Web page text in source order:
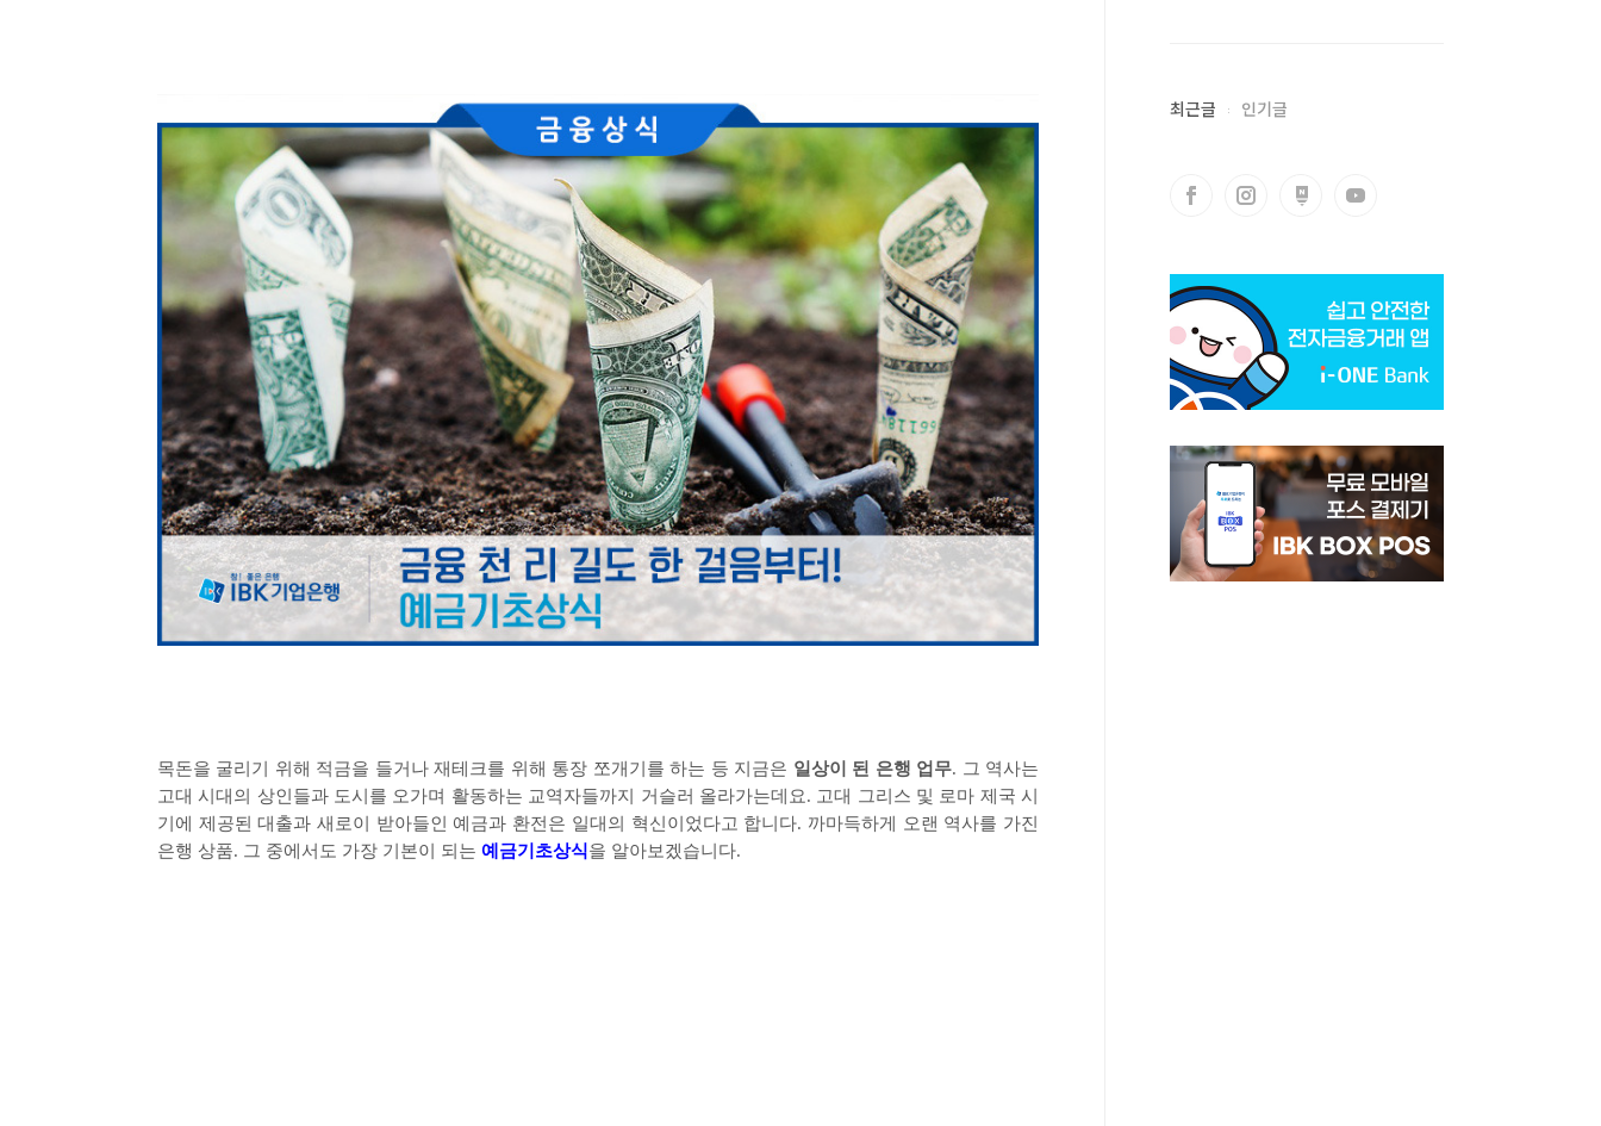
목돈을 굴리기 위해 적금을 들거나 재테크를 위해 통장 쪼개기를 하는 등 지금은 일상이 된 은행 업무. 그 역사는
고대 시대의 상인들과 도시를 오가며 활동하는 교역자들까지 거슬러 올라가는데요. 고대 그리스 및 로마 제국 시
기에 제공된 대출과 새로이 받아들인 예금과 환전은 일대의 혁신이었다고 합니다. 까마득하게 오랜 역사를 가진
은행 상품. 그 중에서도 가장 기본이 되는 예금기초상식을 알아보겠습니다.
최근글 인기글